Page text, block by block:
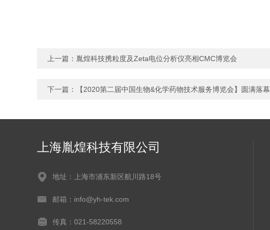
上一篇： 胤煌科技携粒度及Zeta电位分析仪亮相CMC博览会
下一篇： 【2020第二届中国生物&化学药物技术服务博览会】圆满落幕
上海胤煌科技有限公司
地址：上海市浦东新区航川路18号
邮箱：info@yh-tek.com
传真：021-58220558